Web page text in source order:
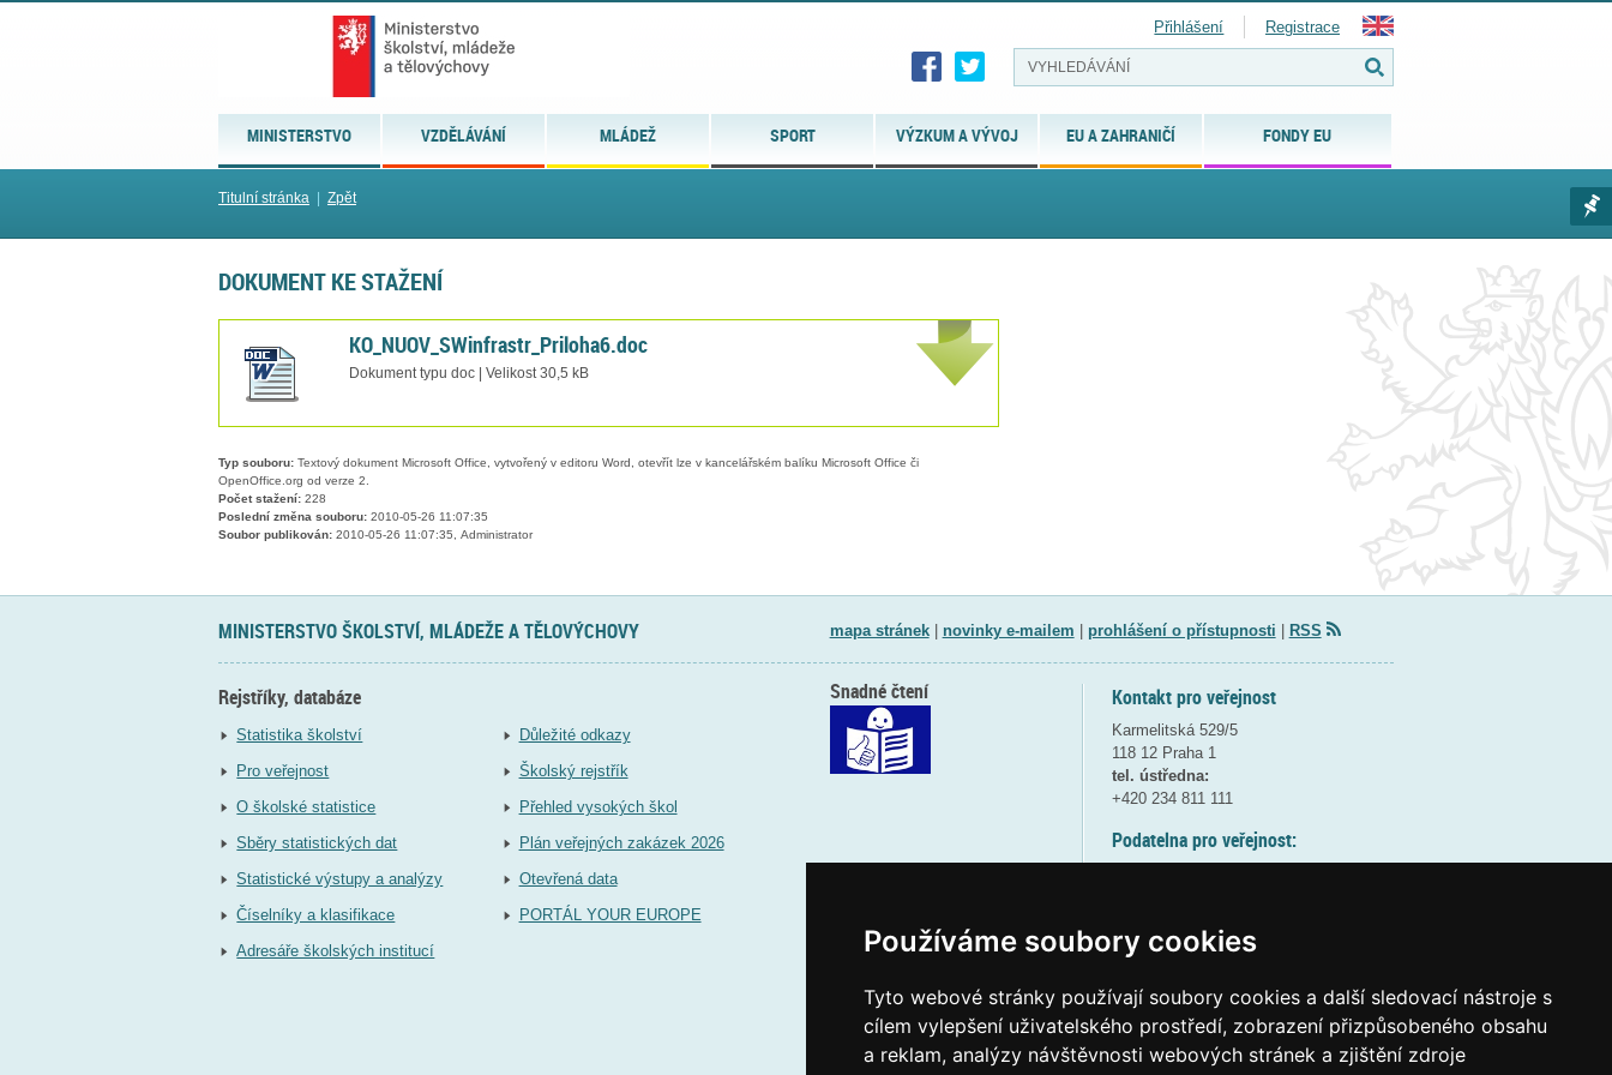
Používáme soubory cookies
Tyto webové stránky používají soubory cookies a další sledovací nástroje s
cílem vylepšení uživatelského prostředí, zobrazení přizpůsobeného obsahu
a reklam, analýzy návštěvnosti webových stránek a zjištění zdroje
MINISTERSTVO VZDĚLÁVÁNÍ MLÁDEŽ SPORT VÝZKUM A VÝVOJ EU A ZAHRANIČÍ FONDY EU
Přihlášení Registrace
Titulní stránka Zpět
DOKUMENT KE STAŽENÍ
KO_NUOV_SWinfrastr_Priloha6.doc
Dokument typu doc | Velikost 30,5 kB
Typ souboru: Textový dokument Microsoft Office, vytvořený v editoru Word, otevřít lze v kancelářském balíku Microsoft Office či
OpenOffice.org od verze 2.
Počet stažení: 228
Poslední změna souboru: 2010-05-26 11:07:35
Soubor publikován: 2010-05-26 11:07:35, Administrator
MINISTERSTVO ŠKOLSTVÍ, MLÁDEŽE A TĚLOVÝCHOVY mapa stránek| novinky e-mailem prohlášení o přístupnosti RSS
Rejstříky, databáze
Statistika školství
Pro veřejnost
O školské statistice
Sběry statistických dat
Statistické výstupy a analýzy
Číselníky a klasifikace
Adresáře školských institucí
Důležité odkazy
Školský rejstřík
Přehled vysokých škol
Plán veřejných zakázek 2026
Otevřená data
PORTÁL YOUR EUROPE
Kontakt pro veřejnost
Karmelitská 529/5
118 12 Praha 1
tel. ústředna:
+420 234 811 111
Podatelna pro veřejnost:
(více informací
Elektronická podatelna:
posta@msmtgov cz
Snadné čtení